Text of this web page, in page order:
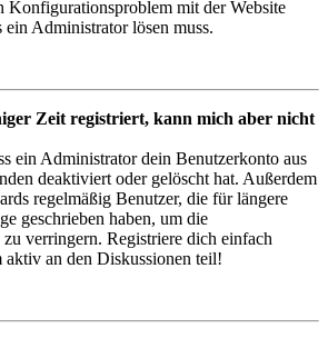
Konfigurationsproblem mit der Website
Administrator lösen muss.
Zeit registriert, kann mich aber nicht
ein Administrator dein Benutzerkonto aus
deaktiviert oder gelöscht hat. Außerdem
regelmäßig Benutzer, die für längere
geschrieben haben, um die
verringern. Registriere dich einfach
aktiv an den Diskussionen teil!